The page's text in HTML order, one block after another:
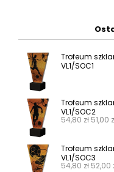
Trofeum
VL1/SOC1
Trofeum
VL1/SOC2
54,80 zł 51,00
Trofeum
VL1/SOC3
54,80 zł 52,00